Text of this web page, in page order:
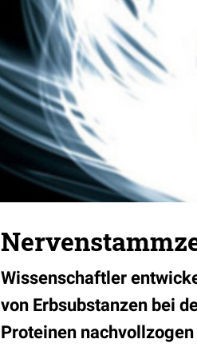
Wissenschaftler
von Erbsubstanzen bei
Proteinen